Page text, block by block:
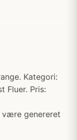
Kategori:
Fluer. Pris:
være genereret